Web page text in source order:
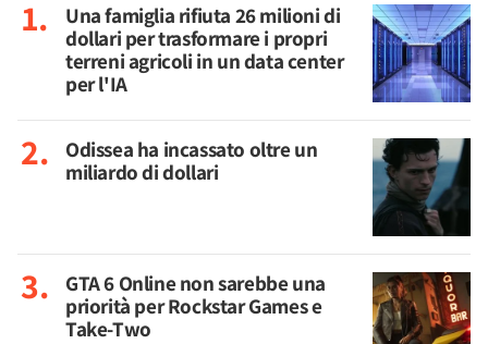
Una famiglia rifiuta 26 milioni di
dollari per trasformare i propri
terreni agricoli in un data center
per l'IA
Odissea ha incassato oltre un
miliardo di dollari
GTA 6 Online non sarebbe una
priorità per Rockstar Games e
Take-Two